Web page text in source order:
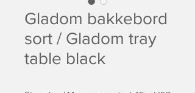
Gladom bakkebord
sort / Gladom tray
table black